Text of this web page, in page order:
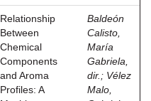
Relationship
Between
Chemical
Components
and Aroma
Profiles: A
Baldeón
Calisto,
María
Gabriela,
dir. ; Vélez
Malo,